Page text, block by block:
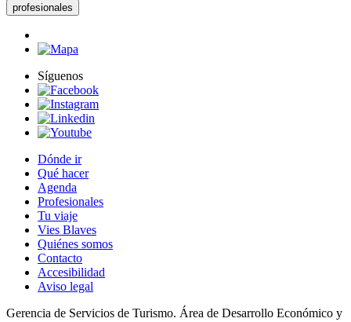
profesionales
Síguenos
Dónde ir
Qué hacer
Agenda
Profesionales
Tu viaje
Vies Blaves
Quiénes somos
Contacto
Accesibilidad
Aviso legal
Gerencia de Servicios de Turismo. Área de Desarrollo Económico y